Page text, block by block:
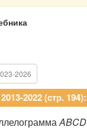
2026
2022 (стр. 194):
ABCD